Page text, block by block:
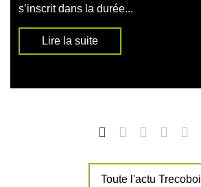
s’inscrit dans la durée...
Lire la suite
Toute l'actu